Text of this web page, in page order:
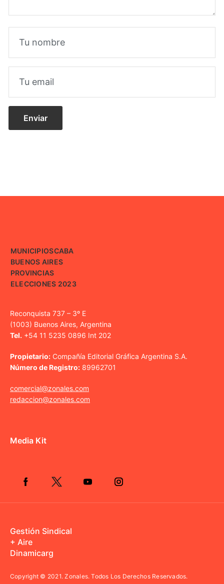
MUNICIPIOSCABA
BUENOS AIRES
PROVINCIAS
ELECCIONES 2023
Reconquista 737 – 3º E
(1003) Buenos Aires, Argentina
Tel. +54 11 5235 0896 Int 202
Propietario: Compañía Editorial Gráfica Argentina S.A.
Número de Registro: 89962701
comercial@zonales.com
redaccion@zonales.com
Media Kit
Gestión Sindical
+ Aire
Dinamicarg
Copyright © 2021.Zonales. Todos Los Derechos Reservados.